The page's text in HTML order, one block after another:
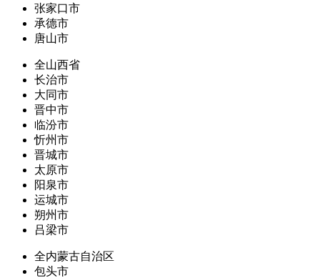
张家口市
承德市
唐山市
全山西省
长治市
大同市
晋中市
临汾市
忻州市
晋城市
太原市
阳泉市
运城市
朔州市
吕梁市
全内蒙古自治区
包头市